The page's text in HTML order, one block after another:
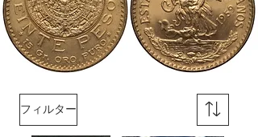
フィルター